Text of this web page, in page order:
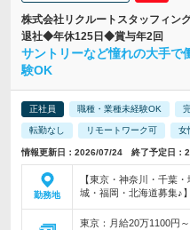
株式会社リクルートスタッフィン
退社◆年休125日◆賞与年2回
サントリーなど憧れの大手
験OK
正社員 職種・業種未経験OK
転勤なし リモートワーク可 女
情報更新日：2026/07/24 終了予定日：
勤務地
【東京・神奈川・千葉
城・福岡・北海道募集♪
東京：月給20万1100円